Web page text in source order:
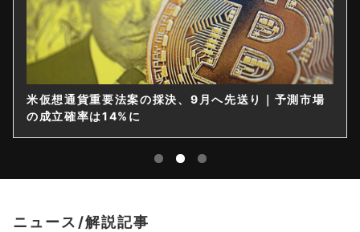
米仮想通貨重要法案の採決、9月へ先送り｜予測市場
の成立確率は14%に
ニュース/解説記事